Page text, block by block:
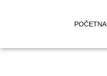
POČETNA